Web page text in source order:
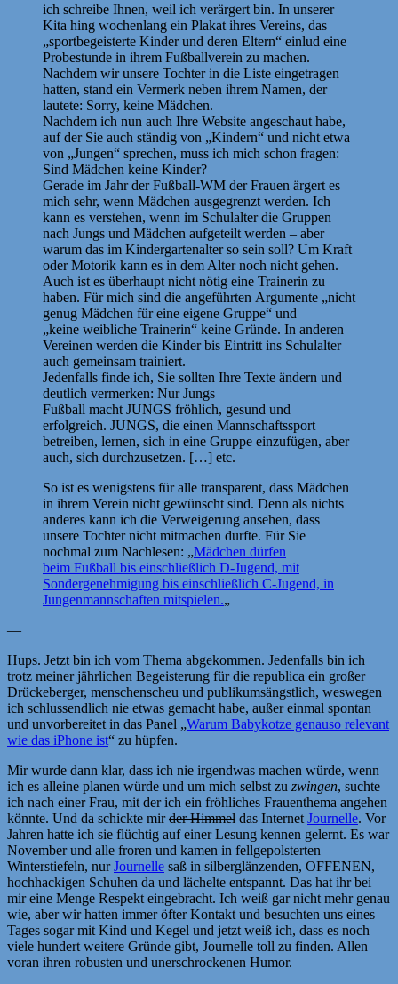
ich schreibe Ihnen, weil ich verärgert bin. In unserer
Kita hing wochenlang ein Plakat ihres Vereins, das
„sportbegeisterte Kinder und deren Eltern“ einlud eine
Probestunde in ihrem Fußballverein zu machen.
Nachdem wir unsere Tochter in die Liste eingetragen
hatten, stand ein Vermerk neben ihrem Namen, der
lautete: Sorry, keine Mädchen.
Nachdem ich nun auch Ihre Website angeschaut habe,
auf der Sie auch ständig von „Kindern“ und nicht etwa
von „Jungen“ sprechen, muss ich mich schon fragen:
Sind Mädchen keine Kinder?
Gerade im Jahr der Fußball-WM der Frauen ärgert es
mich sehr, wenn Mädchen ausgegrenzt werden. Ich
kann es verstehen, wenn im Schulalter die Gruppen
nach Jungs und Mädchen aufgeteilt werden – aber
warum das im Kindergartenalter so sein soll? Um Kraft
oder Motorik kann es in dem Alter noch nicht gehen.
Auch ist es überhaupt nicht nötig eine Trainerin zu
haben. Für mich sind die angeführten Argumente „nicht
genug Mädchen für eine eigene Gruppe“ und
„keine weibliche Trainerin“ keine Gründe. In anderen
Vereinen werden die Kinder bis Eintritt ins Schulalter
auch gemeinsam trainiert.
Jedenfalls finde ich, Sie sollten Ihre Texte ändern und
deutlich vermerken: Nur Jungs
Fußball macht JUNGS fröhlich, gesund und
erfolgreich. JUNGS, die einen Mannschaftssport
betreiben, lernen, sich in eine Gruppe einzufügen, aber
auch, sich durchzusetzen. […] etc.
So ist es wenigstens für alle transparent, dass Mädchen
in ihrem Verein nicht gewünscht sind. Denn als nichts
anderes kann ich die Verweigerung ansehen, dass
unsere Tochter nicht mitmachen durfte. Für Sie
nochmal zum Nachlesen: „Mädchen dürfen
beim Fußball bis einschließlich D-Jugend, mit
Sondergenehmigung bis einschließlich C-Jugend, in
Jungenmannschaften mitspielen.„
—
Hups. Jetzt bin ich vom Thema abgekommen. Jedenfalls bin ich
trotz meiner jährlichen Begeisterung für die republica ein großer
Drückeberger, menschenscheu und publikumsängstlich, weswegen
ich schlussendlich nie etwas gemacht habe, außer einmal spontan
und unvorbereitet in das Panel „Warum Babykotze genauso relevant
wie das iPhone ist“ zu hüpfen.
Mir wurde dann klar, dass ich nie irgendwas machen würde, wenn
ich es alleine planen würde und um mich selbst zu zwingen, suchte
ich nach einer Frau, mit der ich ein fröhliches Frauenthema angehen
könnte. Und da schickte mirder Himmel das Internet Journelle. Vor
Jahren hatte ich sie flüchtig auf einer Lesung kennen gelernt. Es war
November und alle froren und kamen in fellgepolsterten
Winterstiefeln, nurJournelle saß in silberglänzenden, OFFENEN,
hochhackigen Schuhen da und lächelte entspannt. Das hat ihr bei
mir eine Menge Respekt eingebracht. Ich weiß gar nicht mehr genau
wie, aber wir hatten immer öfter Kontakt und besuchten uns eines
Tages sogar mit Kind und Kegel und jetzt weiß ich, dass es noch
viele hundert weitere Gründe gibt, Journelle toll zu finden. Allen
voran ihren robusten und unerschrockenen Humor.